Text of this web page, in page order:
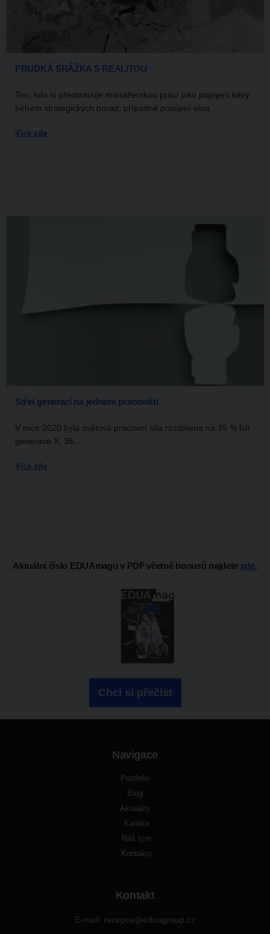
PRUDKÁ SRÁŽKA S REALITOU
Ten, kdo si představuje manažerskou práci jako popíjení kávy
během strategických porad, případně popíjení vína...
Více zde
Střet generací na jednom pracovišti
V roce 2020 byla světová pracovní síla rozdělena na 35 % lidí
generace X, 35...
Více zde
Aktuální číslo EDUAmagu v PDF včetně bonusů najdete zde.
Chci si přečíst
Navigace
Portfolio
Blog
Aktuality
Kariéra
Náš tým
Kontakty
Kontakt
E-mail: recepce@eduagroup.cz